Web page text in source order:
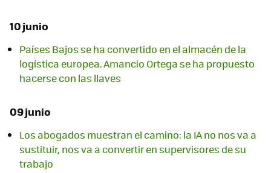
10 junio
Países Bajos se ha convertido en el almacén de la
logística europea. Amancio Ortega se ha propuesto
hacerse con las llaves
09 junio
Los abogados muestran el camino: la IA no nos va a
sustituir, nos va a convertir en supervisores de su
trabajo